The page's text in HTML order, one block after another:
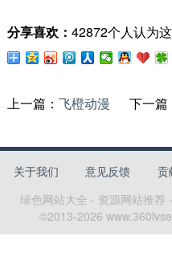
常会吸引众
好地了解动
分享喜欢： 42872个人认为
上一篇： 飞橙动漫 下一篇
关于我们 意见反馈 贡
绿色网站大全 - 资源网站推荐
©2013-2026